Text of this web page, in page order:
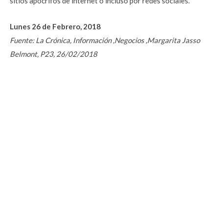
Lunes 26 de Febrero, 2018
Fuente: La Crónica, Información ,Negocios ,Margarita Jasso
Belmont, P23, 26/02/2018